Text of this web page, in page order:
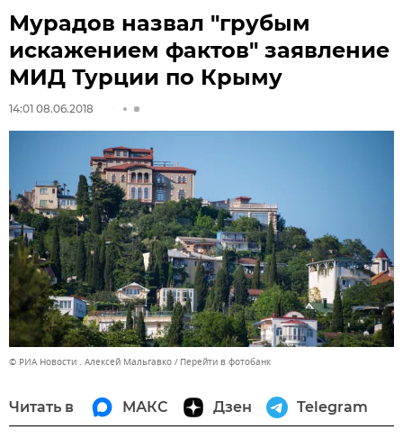
Мурадов назвал "грубым
искажением фактов" заявление
МИД Турции по Крыму
14:01 08.06.2018
© РИА Новости . Алексей Мальгавко Перейти в фотобанк
Читать в МАКС Дзен Telegram